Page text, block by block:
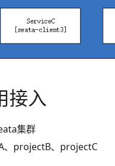
接入
集群
、projectB、projectC